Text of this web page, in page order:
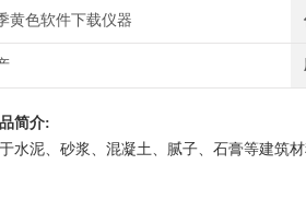
黄色软件下载仪器
简介:
、砂浆、混凝土、腻子、石膏等建筑